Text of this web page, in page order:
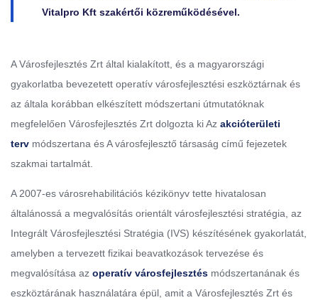
Vitalpro Kft szakértői közreműködésével.
A Városfejlesztés Zrt által kialakított, és a magyarországi
gyakorlatba bevezetett operatív városfejlesztési eszköztárnak és
az általa korábban elkészített módszertani útmutatóknak
megfelelően Városfejlesztés Zrt dolgozta ki Az akcióterületi
terv módszertana és A városfejlesztő társaság című fejezetek
szakmai tartalmát.
A 2007-es városrehabilitációs kézikönyv tette hivatalosan
általánossá a megvalósítás orientált városfejlesztési stratégia, az
Integrált Városfejlesztési Stratégia (IVS) készítésének gyakorlatát,
amelyben a tervezett fizikai beavatkozások tervezése és
megvalósítása az operatív városfejlesztés módszertanának és
eszköztárának használatára épül, amit a Városfejlesztés Zrt és